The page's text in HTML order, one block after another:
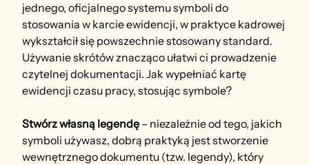
jednego, oficjalnego systemu symboli do
stosowania w karcie ewidencji, w praktyce kadrowej
wykształcił się powszechnie stosowany standard.
Używanie skrótów znacząco ułatwi ci prowadzenie
czytelnej dokumentacji. Jak wypełniać kartę
ewidencji czasu pracy, stosując symbole?
Stwórz własną legendę – niezależnie od tego, jakich
symboli używasz, dobrą praktyką jest stworzenie
wewnętrznego dokumentu (tzw. legendy), który